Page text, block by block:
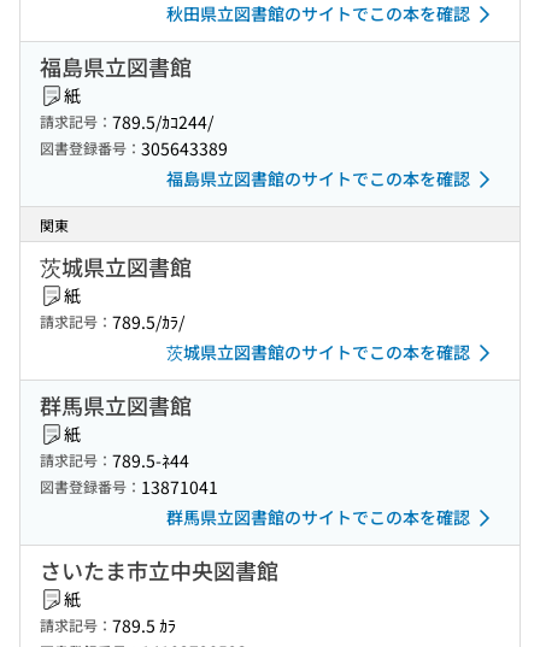
秋田県立図書館のサイトでこの本を確認
福島県立図書館
紙
請求記号： 789.5/ｶｺ244/
図書登録番号： 305643389
福島県立図書館のサイトでこの本を確認
関東
茨城県立図書館
紙
請求記号： 789.5/ｶﾗ/
茨城県立図書館のサイトでこの本を確認
群馬県立図書館
紙
請求記号： 789.5-ﾈ44
図書登録番号： 13871041
群馬県立図書館のサイトでこの本を確認
さいたま市立中央図書館
紙
請求記号： 789.5 ｶﾗ